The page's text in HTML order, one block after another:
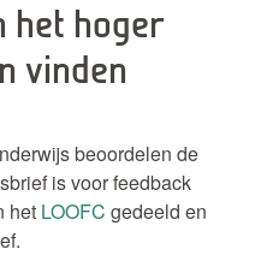
het hoger
vinden
beoordelen de
is voor feedback
het LOOFC gedeeld en